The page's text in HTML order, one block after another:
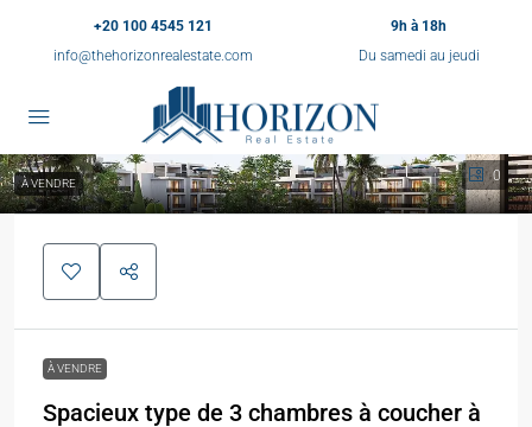
+20 100 4545 121
info@thehorizonrealestate.com
9h à 18h
Du samedi au jeudi
0
À VENDRE
À VENDRE
Spacieux type de 3 chambres à coucher à